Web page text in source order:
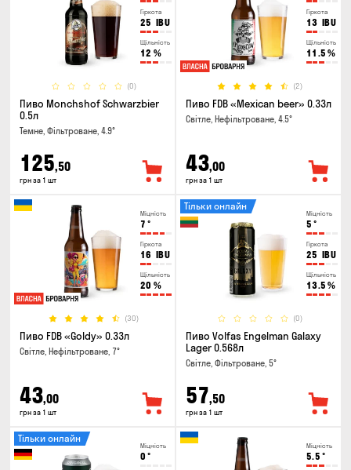
Гіркота
25 IBU
Щільність
12 %
(0)
Пиво Monchshof Schwarzbier
0.5л
Темне, Фільтроване, 4.9°
125,50
грн за 1 шт
Гіркота
13 IBU
Щільність
11.5 %
(2)
Пиво FDB «Mexican beer» 0.33л
Світле, Нефільтроване, 4.5°
43,00
грн за 1 шт
Міцність
7 °
Гіркота
16 IBU
Щільність
20 %
(30)
Пиво FDB «Goldy» 0.33л
Світле, Нефільтроване, 7°
43,00
грн за 1 шт
Міцність
5 °
Гіркота
25 IBU
Щільність
13.5 %
(0)
Тільки онлайн
Пиво Volfas Engelman Galaxy
Lager 0.568л
Світле, Фільтроване, 5°
57,50
грн за 1 шт
Міцність
0 °
Тільки онлайн
Міцність
5.5 °